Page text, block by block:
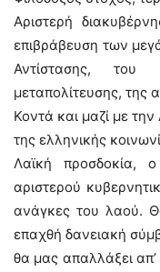
Αριστερή
επιβράβευση των
Αντίστασης, του
μεταπολίτευσης, της
Κοντά και μαζί με
της ελληνικής
Λαϊκή προσδοκία,
αριστερού
ανάγκες του λαού.
επαχθή δανειακή
θα μας απαλλάξει απ’